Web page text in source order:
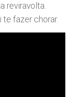
reviravolta.
fazer chorar.